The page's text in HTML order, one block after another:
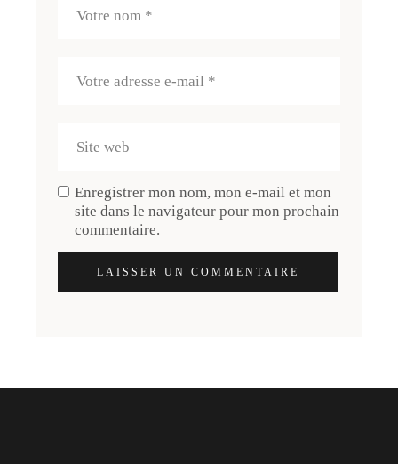
Enregistrer mon nom, mon e-mail et mon
site dans le navigateur pour mon prochain
commentaire.
LAISSER UN COMMENTAIRE